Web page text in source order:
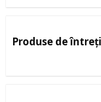
Produse de